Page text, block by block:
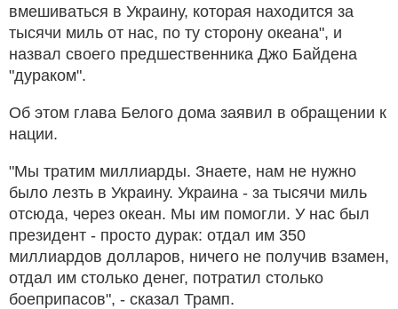
вмешиваться в Украину, которая находится за
тысячи миль от нас, по ту сторону океана", и
назвал своего предшественника Джо Байдена
"дураком".
Об этом глава Белого дома заявил в обращении к
нации.
"Мы тратим миллиарды. Знаете, нам не нужно
было лезть в Украину. Украина - за тысячи миль
отсюда, через океан. Мы им помогли. У нас был
президент - просто дурак: отдал им 350
миллиардов долларов, ничего не получив взамен,
отдал им столько денег, потратил столько
боеприпасов", - сказал Трамп.